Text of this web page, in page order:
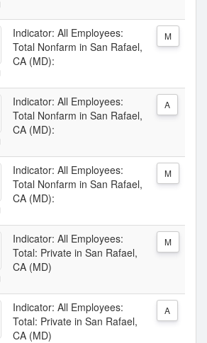
Indicator: All Employees:
Total Nonfarm in San Rafael,
CA (MD):
M
Indicator: All Employees:
Total Nonfarm in San Rafael,
CA (MD):
A
Indicator: All Employees:
Total Nonfarm in San Rafael,
CA (MD):
M
Indicator: All Employees:
Total: Private in San Rafael,
CA (MD)
M
Indicator: All Employees:
Total: Private in San Rafael,
CA (MD)
A